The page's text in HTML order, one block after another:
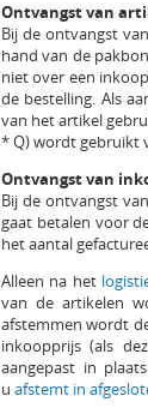
Ontvangst van
Bij de ontvangst
hand van de
niet over een
de bestelling. Als
van het artikel
* Q) wordt gebruikt
Ontvangst van
Bij de ontvangst
gaat betalen voor
het aantal
Alleen na het
van de artikelen
afstemmen wordt
inkoopprijs (als
aangepast in
u afstemt in